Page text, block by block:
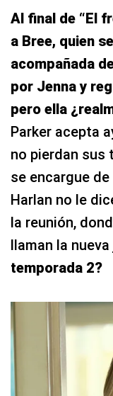
Al final de “El
a Bree, quien
acompañada
por Jenna y
pero ella
Parker acepta
no pierdan sus
se encargue
Harlan no le
la reunión,
llaman la
temporada 2?